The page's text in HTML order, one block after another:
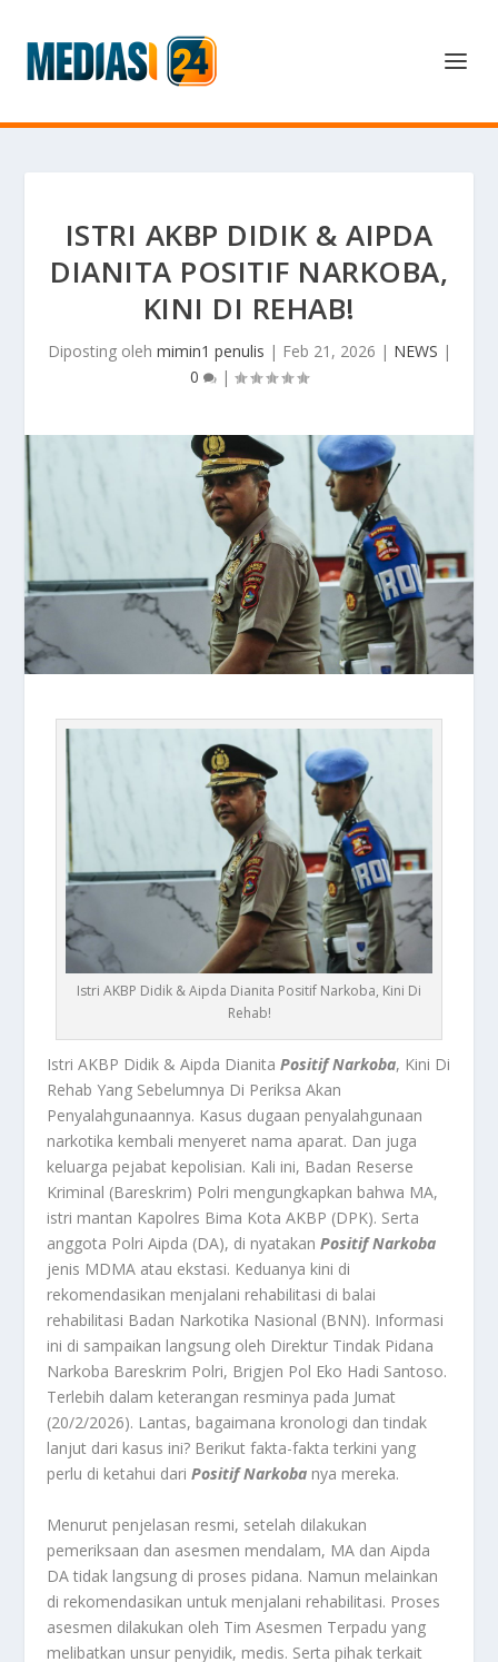
ISTRI AKBP DIDIK & AIPDA
DIANITA POSITIF NARKOBA,
KINI DI REHAB!
Diposting oleh mimin1 penulis | Feb 21, 2026 | NEWS |
0
|
Istri AKBP Didik & Aipda Dianita Positif Narkoba, Kini Di
Rehab!
Istri AKBP Didik & Aipda DianitaPositif Narkoba, Kini Di
Rehab Yang Sebelumnya Di Periksa Akan
Penyalahgunaannya. Kasus dugaan penyalahgunaan
narkotika kembali menyeret nama aparat. Dan juga
keluarga pejabat kepolisian. Kali ini, Badan Reserse
Kriminal (Bareskrim) Polri mengungkapkan bahwa MA,
istri mantan Kapolres Bima Kota AKBP (DPK). Serta
anggota Polri Aipda (DA), di nyatakanPositif Narkoba
jenis MDMA atau ekstasi. Keduanya kini di
rekomendasikan menjalani rehabilitasi di balai
rehabilitasi Badan Narkotika Nasional (BNN). Informasi
ini di sampaikan langsung oleh Direktur Tindak Pidana
Narkoba Bareskrim Polri, Brigjen Pol Eko Hadi Santoso.
Terlebih dalam keterangan resminya pada Jumat
(20/2/2026). Lantas, bagaimana kronologi dan tindak
lanjut dari kasus ini? Berikut fakta-fakta terkini yang
perlu di ketahui dariPositif Narkoba nya mereka.
Menurut penjelasan resmi, setelah dilakukan
pemeriksaan dan asesmen mendalam, MA dan Aipda
DA tidak langsung di proses pidana. Namun melainkan
di rekomendasikan untuk menjalani rehabilitasi. Proses
asesmen dilakukan oleh Tim Asesmen Terpadu yang
melibatkan unsur penyidik, medis. Serta pihak terkait